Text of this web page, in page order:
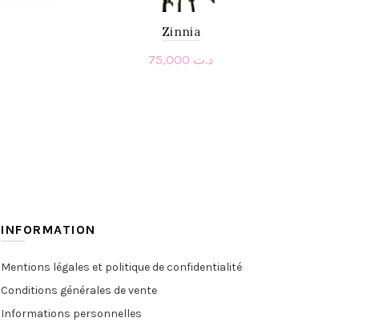
Zinnia
د.ت
INFORMATION
Mentions légales et politique de confidentialité
Conditions générales de vente
Informations personnelles